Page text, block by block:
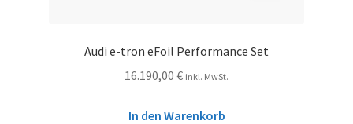
Audi e-tron eFoil Performance Set
16.190,00 € inkl. MwSt.
In den Warenkorb